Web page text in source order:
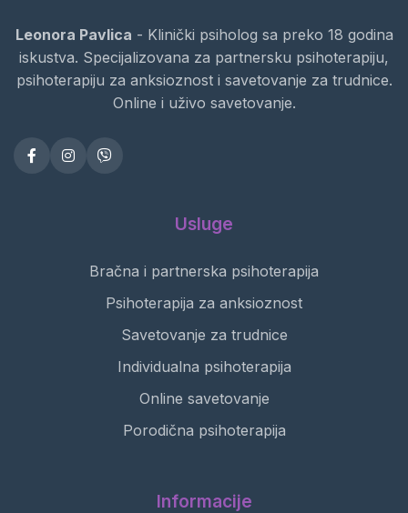
Leonora Pavlica - Klinički psiholog sa preko 18 godina
iskustva. Specijalizovana za partnersku psihoterapiju,
psihoterapiju za anksioznost i savetovanje za trudnice.
Online i uživo savetovanje.
Usluge
Bračna i partnerska psihoterapija
Psihoterapija za anksioznost
Savetovanje za trudnice
Individualna psihoterapija
Online savetovanje
Porodična psihoterapija
Informacije